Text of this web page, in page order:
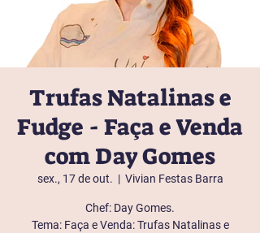
Trufas Natalinas e
Fudge - Faça e Venda
com Day Gomes
sex., 17 de out.
  |
Vivian Festas Barra
Chef: Day Gomes.
Tema: Faça e Venda: Trufas Natalinas e